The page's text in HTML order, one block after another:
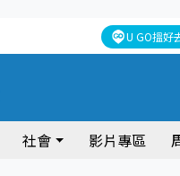
U GO搵好
社會 影片專區